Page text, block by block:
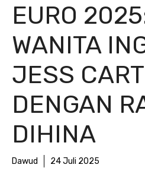
EURO
WANITA
JESS
DENGAN
DIHINA
Dawud 24 Juli 2025